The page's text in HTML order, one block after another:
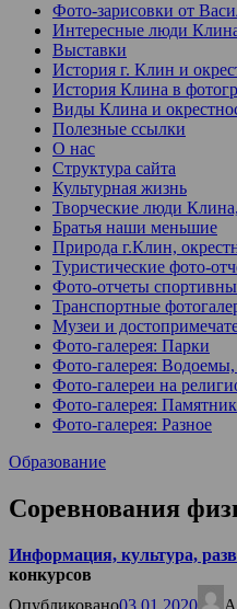
Фото-зарисовки от
Интересные люди
Выставки
История г. Клин и
История Клина в
Виды Клина и
Полезные ссылки
О нас
Структура сайта
Культурная жизнь
Творческие люди
Братья наши меньшие
Природа г.Клин,
Туристические фото-
Фото-отчеты
Транспортные
Музеи и
Фото-галерея: Парки
Фото-галерея:
Фото-галереи на
Фото-галерея:
Фото-галерея: Разное
Образование
Соревнования
Информация, культура,
конкурсов
Опубликовано03.01.2020